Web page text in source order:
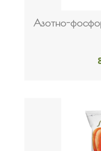
Азотно-